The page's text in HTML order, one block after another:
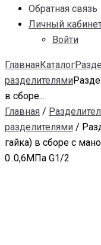
Обратная связь
Личный
Войти
ГлавнаяКаталог
разделителями
в сборе...
Главная /
разделителями /
гайка) в сборе с
0..0,6МПа G1/2